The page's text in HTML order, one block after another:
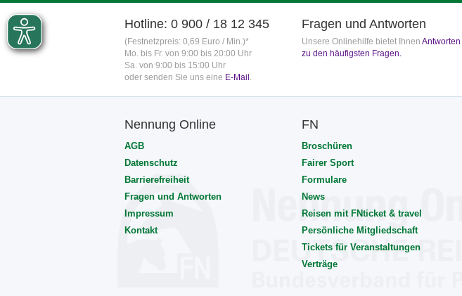
Hotline: 0 900 / 18 12 345
(Festnetzpreis: 0,69 Euro / Min.)*
Mo. bis Fr. von 9:00 bis 20:00 Uhr
Sa. von 9:00 bis 15:00 Uhr
oder senden Sie uns eine E-Mail .
Fragen und Antworten
Unsere Onlinehilfe bietet Ihnen Antworten
zu den häufigsten Fragen.
Nennung Online
AGB
Datenschutz
Barrierefreiheit
Fragen und Antworten
Impressum
Kontakt
FN
Broschüren
Fairer Sport
Formulare
News
Reisen mit FNticket & travel
Persönliche Mitgliedschaft
Tickets für Veranstaltungen
Verträge